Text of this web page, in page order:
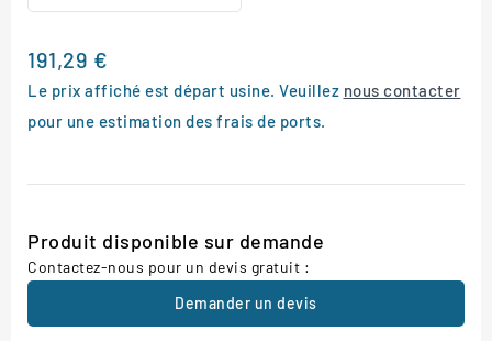
191,29 €
Le prix affiché est départ usine. Veuillez nous contacter
pour une estimation des frais de ports.
Produit disponible sur demande
Contactez-nous pour un devis gratuit :
Demander un devis